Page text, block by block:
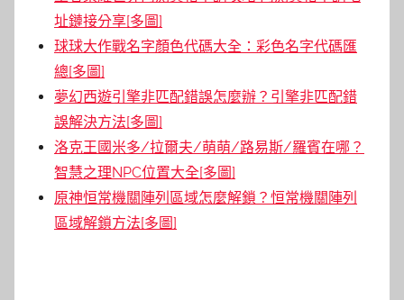
址鏈接分享[多圖]
球球大作戰名字顏色代碼大全：彩色名字代碼匯
總[多圖]
夢幻西遊引擎非匹配錯誤怎麼辦？引擎非匹配錯
誤解決方法[多圖]
洛克王國米多/拉爾夫/萌萌/路易斯/羅賓在哪？
智慧之理NPC位置大全[多圖]
原神恒常機關陣列區域怎麼解鎖？恒常機關陣列
區域解鎖方法[多圖]